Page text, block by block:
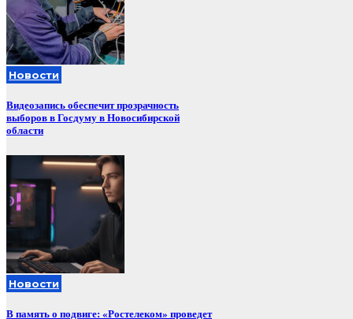
Новости
Видеозапись обеспечит прозрачность
выборов в Госдуму в Новосибирской
области
Новости
В память о подвиге: «Ростелеком» проведет